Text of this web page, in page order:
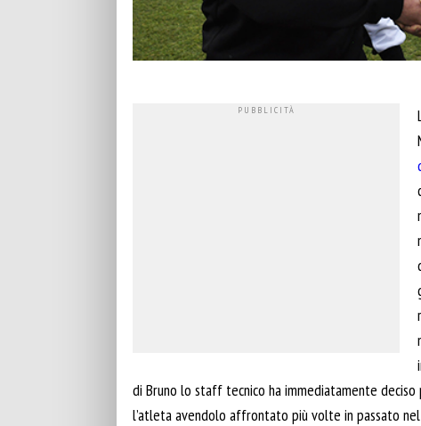
di Bruno lo staff tecnico ha immediatamente deciso
l’atleta avendolo affrontato più volte in passato